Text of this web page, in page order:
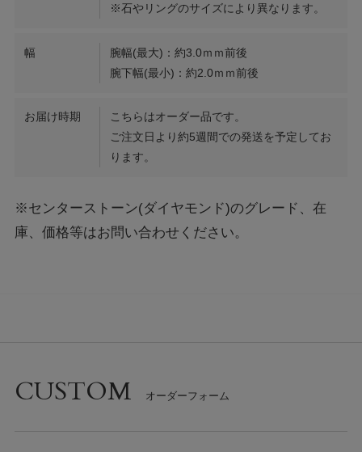
※石やリングのサイズにより異なります。
幅
腕幅(最大)：約3.0ｍｍ前後
腕下幅(最小)：約2.0ｍｍ前後
お届け時期
こちらはオーダー品です。
ご注文日より約5週間での発送を予定してお
ります。
※センターストーン(ダイヤモンド)のグレード、在
庫、価格等はお問い合わせください。
CUSTOM